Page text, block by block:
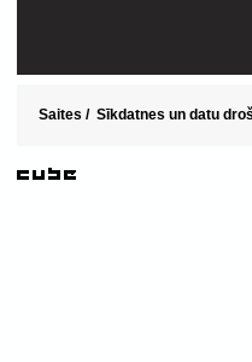
Saites / Sīkdatnes un datu